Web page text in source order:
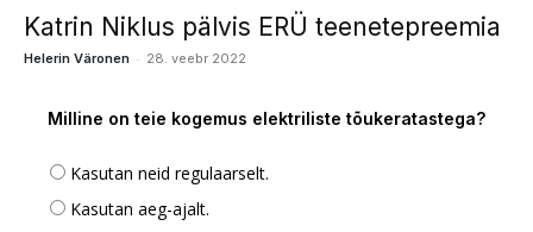
Katrin Niklus pälvis ERÜ teenetepreemia
Helerin Väronen - 28. veebr 2022
Milline on teie kogemus elektriliste tõukeratastega?
Kasutan neid regulaarselt.
Kasutan aeg-ajalt.